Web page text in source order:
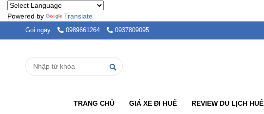
Powered by Translate
Gọi ngay 0989661264 0937809095
TRANG CHỦ GIÁ XE ĐI HUẾ REVIEW DU LỊCH HUẾ